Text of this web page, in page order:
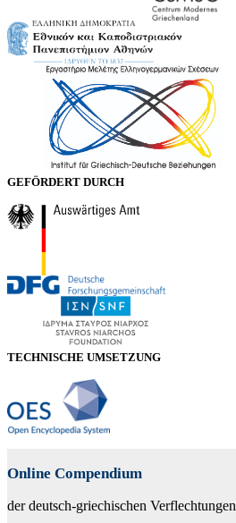
GEFÖRDERT DURCH
TECHNISCHE UMSETZUNG
Online Compendium
der deutsch-griechischen Verflechtungen